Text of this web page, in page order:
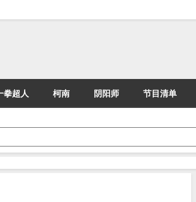
拳超人 柯南 阴阳师 节目清单